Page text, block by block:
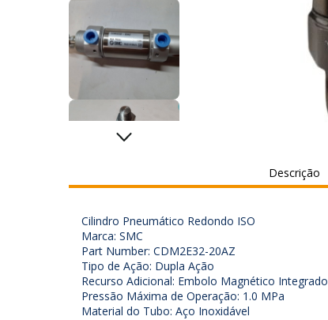
Descrição
Cilindro Pneumático Redondo ISO
Marca: SMC
Part Number: CDM2E32-20AZ
Tipo de Ação: Dupla Ação
Recurso Adicional: Embolo Magnético Integrado
Pressão Máxima de Operação: 1.0 MPa
Material do Tubo: Aço Inoxidável